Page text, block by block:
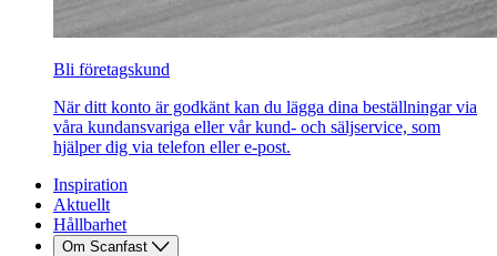
Bli företagskund
När ditt konto är godkänt kan du lägga dina beställningar via
våra kundansvariga eller vår kund- och säljservice, som
hjälper dig via telefon eller e-post.
Inspiration
Aktuellt
Hållbarhet
Om Scanfast